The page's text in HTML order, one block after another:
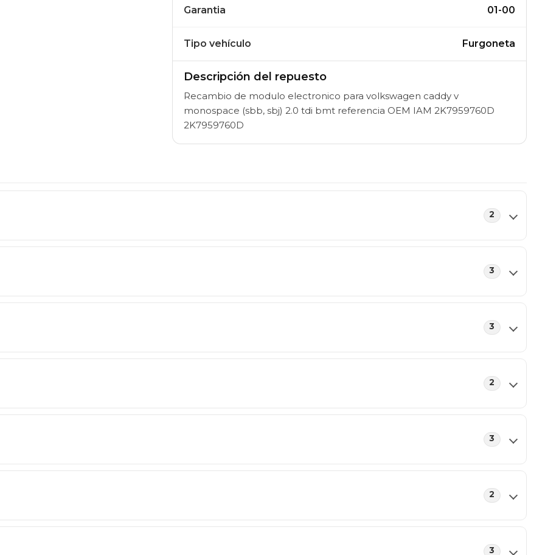
Garantia 01-00
Tipo vehículo Furgoneta
Descripción del repuesto
Recambio de modulo electronico para volkswagen caddy v
monospace (sbb, sbj) 2.0 tdi bmt referencia OEM IAM 2K7959760D
2K7959760D
2
3
3
2
3
2
3